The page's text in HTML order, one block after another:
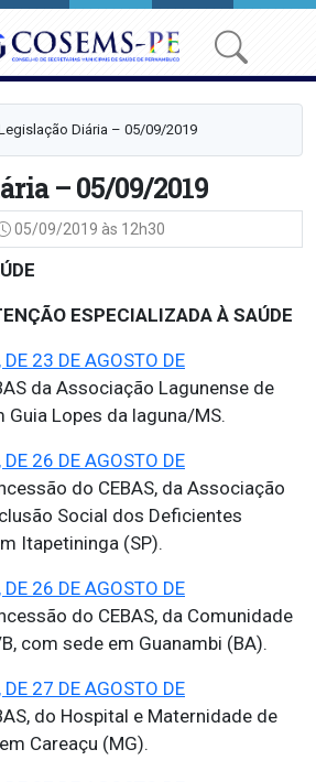
Diária – 05/09/2019
– 05/09/2019
05/09/2019 às 12h30
ESPECIALIZADA À SAÚDE
23 DE AGOSTO DE
da Associação Lagunense de
Guia Lopes da laguna/MS.
26 DE AGOSTO DE
do CEBAS, da Associação
Social dos Deficientes
Itapetininga (SP).
26 DE AGOSTO DE
do CEBAS, da Comunidade
com sede em Guanambi (BA).
27 DE AGOSTO DE
do Hospital e Maternidade de
Careaçu (MG).